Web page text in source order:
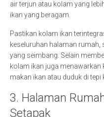
air terjun atau kolam yang
ikan yang beragam.
Pastikan kolam ikan
keseluruhan halaman
yang seimbang. Selain
kolam ikan juga menawarkan
makan ikan atau duduk di
3. Halaman
Setapak